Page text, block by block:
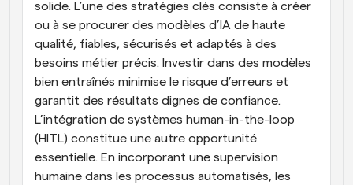
solide. L’une des stratégies clés consiste à créer
ou à se procurer des modèles d’IA de haute
qualité, fiables, sécurisés et adaptés à des
besoins métier précis. Investir dans des modèles
bien entraînés minimise le risque d’erreurs et
garantit des résultats dignes de confiance.
L’intégration de systèmes human-in-the-loop
(HITL) constitue une autre opportunité
essentielle. En incorporant une supervision
humaine dans les processus automatisés, les